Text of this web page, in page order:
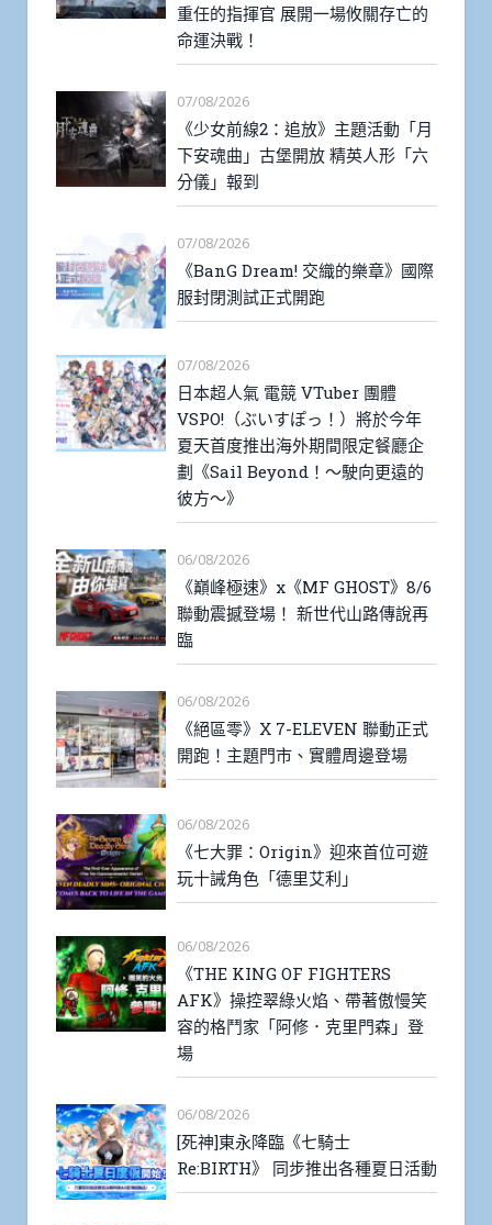
重任的指揮官 展開一場攸關存亡的
命運決戰！
07/08/2026
《少女前線2：追放》主題活動「月
下安魂曲」古堡開放 精英人形「六
分儀」報到
07/08/2026
《BanG Dream! 交織的樂章》國際
服封閉測試正式開跑
07/08/2026
日本超人氣 電競 VTuber 團體
VSPO!（ぶいすぽっ！）將於今年
夏天首度推出海外期間限定餐廳企
劃《Sail Beyond！～駛向更遠的
彼方～》
06/08/2026
《巔峰極速》x《MF GHOST》8/6
聯動震撼登場！ 新世代山路傳說再
臨
06/08/2026
《絕區零》X 7-ELEVEN 聯動正式
開跑！主題門市、實體周邊登場
06/08/2026
《七大罪：Origin》迎來首位可遊
玩十誡角色「德里艾利」
06/08/2026
《THE KING OF FIGHTERS
AFK》操控翠綠火焰、帶著傲慢笑
容的格鬥家「阿修．克里門森」登
場
06/08/2026
[死神]東永降臨《七騎士
Re:BIRTH》 同步推出各種夏日活動